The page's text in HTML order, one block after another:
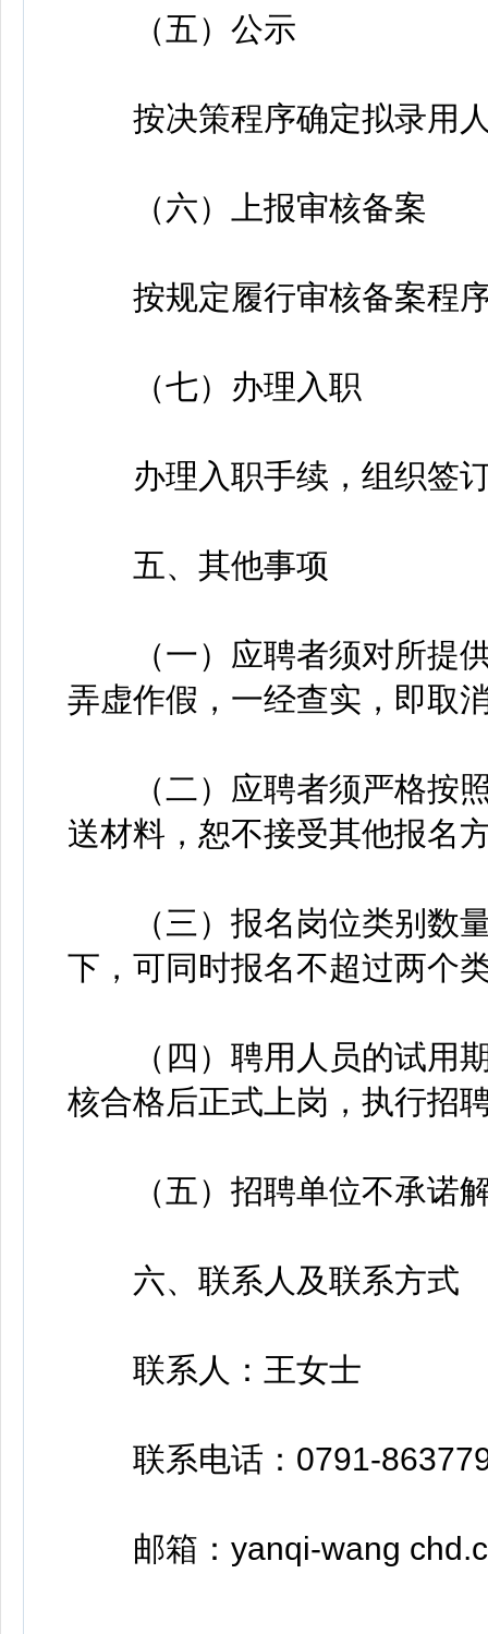
（五）公示
按决策程序确定拟录用人
（六）上报审核备案
按规定履行审核备案程
（七）办理入职
办理入职手续，组织签
五、其他事项
（一）应聘者须对所提供
弄虚作假，一经查实，即取
（二）应聘者须严格按照
送材料，恕不接受其他报名
（三）报名岗位类别数量
下，可同时报名不超过两个
（四）聘用人员的试用期
核合格后正式上岗，执行招
（五）招聘单位不承诺解
六、联系人及联系方式
联系人：王女士
联系电话：0791-
邮箱：yanqi-wang